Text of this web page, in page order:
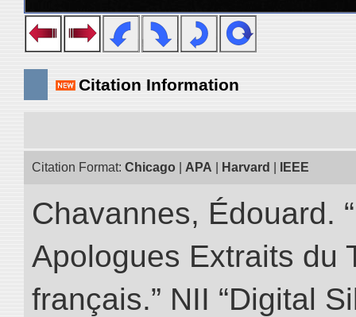
Citation Information
Citation Format: Chicago APA Harvard IEEE
Chavannes, Édouard.
Apologues Extraits du
français.” NII “Digital